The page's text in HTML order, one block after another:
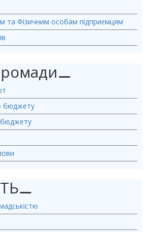
та Фізичним особам підприємцям
⚊
бюджету
бюджету
⚊